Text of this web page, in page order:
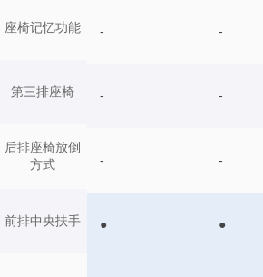
座椅记忆功能
第三排座椅
后排座椅放倒
方式
前排中央扶手
- -
- -
- -
● ●